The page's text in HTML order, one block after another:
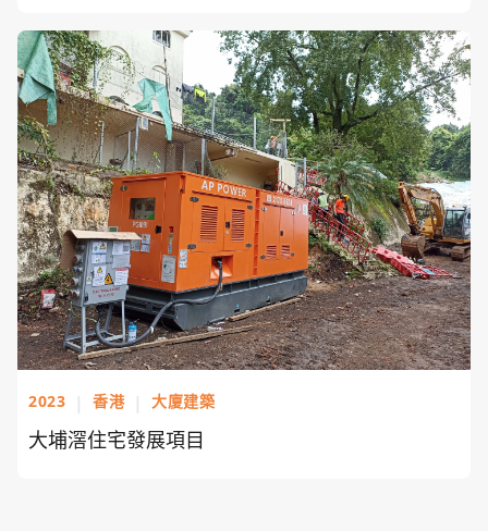
2023 | 香港 | 大廈建築
大埔滘住宅發展項目